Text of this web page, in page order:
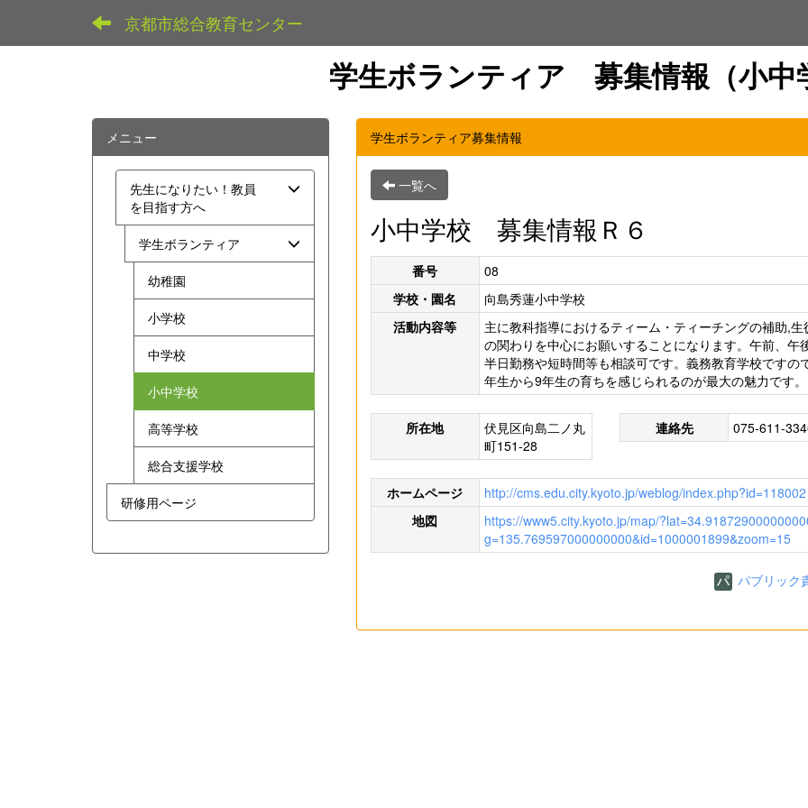
京都市総合教育センター
学生ボランティア 募集情報（小中
学生ボランティア募集情報
一覧へ
小中学校 募集情報Ｒ６
番号
08
学校・園名
向島秀蓮小中学校
活動内容等
主に教科指導におけるティーム・ティーチングの補助,生
の関わりを中心にお願いすることになります。午前、午
半日勤務や短時間等も相談可です。義務教育学校ですの
年生から9年生の育ちを感じられるのが最大の魅力です。
所在地
伏見区向島二ノ丸
町151-28
連絡先 075-611-
ホームページ
http://cms.edu.city.kyoto.jp/weblog/index.php?id=118002
地図
https://www5.city.kyoto.jp/map/
g=135.769597000000000&id=1000001899&zoom=15
パブリック
メニュー
先生になりたい！教員
を目指す方へ
学生ボランティア
幼稚園
小学校
中学校
小中学校
高等学校
総合支援学校
研修用ページ